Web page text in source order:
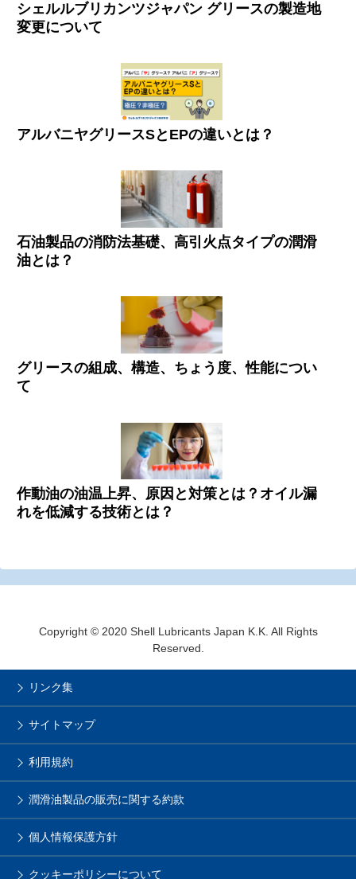
シェルルブリカンツジャパン グリースの製造地
変更について
アルバニヤグリースSとEPの違いとは？
石油製品の消防法基礎、高引火点タイプの潤滑
油とは？
グリースの組成、構造、ちょう度、性能につい
て
作動油の油温上昇、原因と対策とは？オイル漏
れを低減する技術とは？
Copyright © 2020 Shell Lubricants Japan K.K. All Rights
Reserved.
リンク集
サイトマップ
利用規約
潤滑油製品の販売に関する約款
個人情報保護方針
クッキーポリシーについて